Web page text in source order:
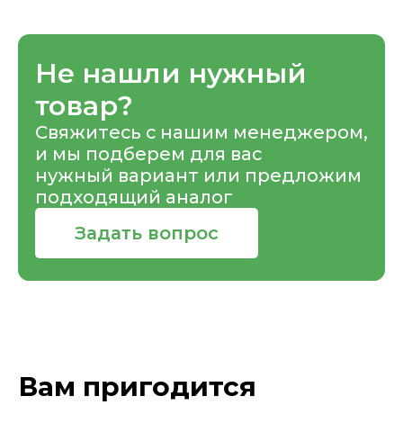
Не нашли нужный
товар?
Свяжитесь с нашим менеджером,
и мы подберем для вас
нужный вариант или предложим
подходящий аналог
Задать вопрос
Вам пригодится